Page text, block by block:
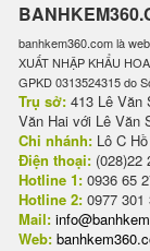
banhkem360.com là
XUẤT NHẬP KHẨU
GPKD 0313524315 do
Trụ sở: 413 Lê Văn
Văn Hai với Lê Văn
Chi nhánh: Lô C
Điện thoại: (028)22
Hotline 1: 0936 65
Hotline 2: 0977
Mail:
Web: